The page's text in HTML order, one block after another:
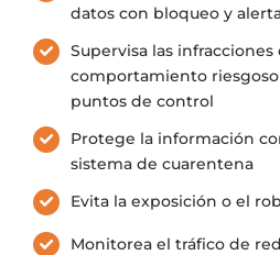
datos con bloqueo y
Supervisa las
comportamiento riesgoso
puntos de control
Protege la información
sistema de cuarentena
Evita la exposición o el
Monitorea el tráfico de